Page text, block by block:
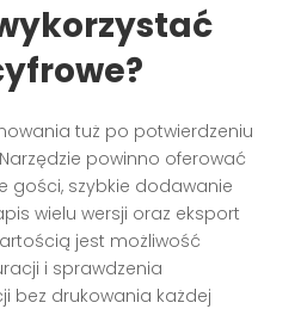
tuż po potwierdzeniu
powinno oferować
gości, szybkie dodawanie
wielu wersji oraz eksport
jest możliwość
i sprawdzenia
bez drukowania każdej